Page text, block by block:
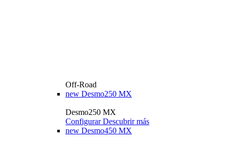
Off-Road
new Desmo250 MX
Desmo250 MX
Configurar Descubrir más
new Desmo450 MX